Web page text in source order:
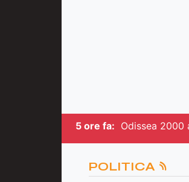
5 ore fa: Odissea 2000
POLITICA